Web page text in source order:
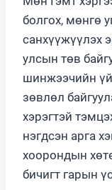
болгох, мөнгө
санхүүжүүлэх
улсын төв
шинжээчийн
зөвлөл
хэрэгтэй
нэгдсэн арга
хоорондын
бичигт гарын